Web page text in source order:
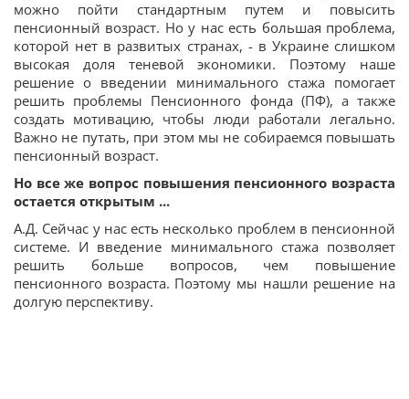
можно пойти стандартным путем и повысить
пенсионный возраст. Но у нас есть большая проблема,
которой нет в развитых странах, - в Украине слишком
высокая доля теневой экономики. Поэтому наше
решение о введении минимального стажа помогает
решить проблемы Пенсионного фонда (ПФ), а также
создать мотивацию, чтобы люди работали легально.
Важно не путать, при этом мы не собираемся повышать
пенсионный возраст.
Но все же вопрос повышения пенсионного возраста
остается открытым ...
А.Д. Сейчас у нас есть несколько проблем в пенсионной
системе. И введение минимального стажа позволяет
решить больше вопросов, чем повышение
пенсионного возраста. Поэтому мы нашли решение на
долгую перспективу.